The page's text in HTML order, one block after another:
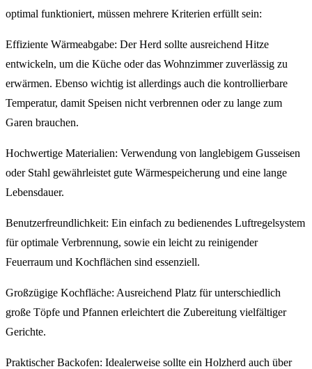
optimal funktioniert, müssen mehrere Kriterien erfüllt sein:
Effiziente Wärmeabgabe: Der Herd sollte ausreichend Hitze
entwickeln, um die Küche oder das Wohnzimmer zuverlässig zu
erwärmen. Ebenso wichtig ist allerdings auch die kontrollierbare
Temperatur, damit Speisen nicht verbrennen oder zu lange zum
Garen brauchen.
Hochwertige Materialien: Verwendung von langlebigem Gusseisen
oder Stahl gewährleistet gute Wärmespeicherung und eine lange
Lebensdauer.
Benutzerfreundlichkeit: Ein einfach zu bedienendes Luftregelsystem
für optimale Verbrennung, sowie ein leicht zu reinigender
Feuerraum und Kochflächen sind essenziell.
Großzügige Kochfläche: Ausreichend Platz für unterschiedlich
große Töpfe und Pfannen erleichtert die Zubereitung vielfältiger
Gerichte.
Praktischer Backofen: Idealerweise sollte ein Holzherd auch über